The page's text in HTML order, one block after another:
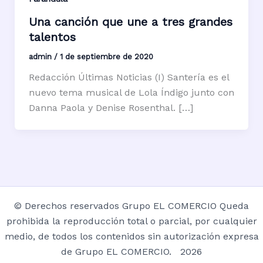
Una canción que une a tres grandes
talentos
admin / 1 de septiembre de 2020
Redacción Últimas Noticias (I) Santería es el
nuevo tema musical de Lola Índigo junto con
Danna Paola y Denise Rosenthal. […]
© Derechos reservados Grupo EL COMERCIO Queda
prohibida la reproducción total o parcial, por cualquier
medio, de todos los contenidos sin autorización expresa
de Grupo EL COMERCIO. 2026